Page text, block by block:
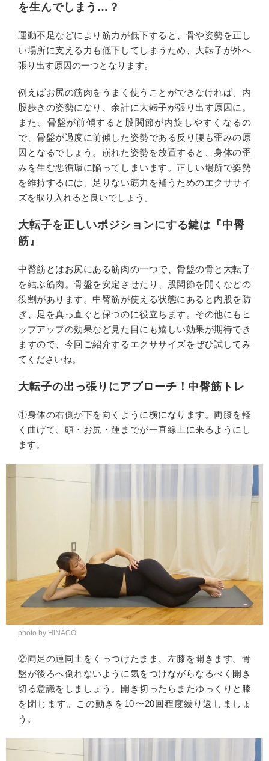
を生んでしまう…？
運動不足などにより筋力が低下すると、骨や姿勢を正し
い場所に支える力も低下してしまうため、大転子が外へ
張り出す原因の一つとなります。
例えばお尻の筋肉をうまく使うことができなければ、内
股歩きの姿勢になり、余計に大転子が張り出す原因に。
また、骨盤が前傾すると股関節が内旋しやすくなるの
で、骨盤が過度に前傾した姿勢である反り腰も歪みの原
因となるでしょう。崩れた姿勢を放置すると、身体の歪
みを生む悪循環に陥ってしまいます。正しい場所で姿勢
を維持するには、足りない筋力を補うためのエクササイ
ズを取り入れると良いでしょう。
大転子を正しいポジションにする鍵は『中臀
筋』
中臀筋とはお尻にある筋肉の一つで、骨盤の骨と大転子
を結ぶ筋肉。骨盤を安定させたり、股関節を開くなどの
役割があります。中臀筋が使える状態にあると内股を防
ぎ、足を真っ直ぐと保つのに役立ちます。その他にもヒ
ップアップの効果など見た目にも嬉しい効果が期待でき
ますので、今回ご紹介するエクササイズをぜひ試してみ
てくださいね。
大転子の出っ張りにアプローチ！中臀筋トレ
①身体の右側が下を向くように横になります。両膝を軽
く曲げて、頭・お尻・踵までが一直線上に来るようにし
ます。
photo by HINACO
②両足の踵同士をくっつけたまま、左膝を開きます。骨
盤が後ろへ倒れないように気をつけながらなるべく開き
切る意識をしましょう。開き切ったらまたゆっくりと膝
を閉じます。この動きを10〜20回程度繰り返しましょ
う。